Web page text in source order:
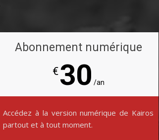
Abonnement numérique
€30 /an
Accédez à la version numérique de Kairos
partout et à tout moment.